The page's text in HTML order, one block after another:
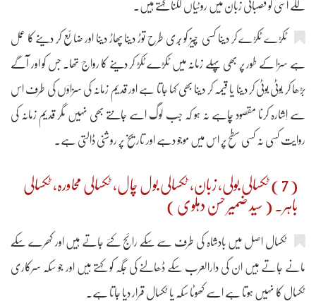
لگے اسی کو قصباتی زبان میں روٹیاں لگنا کہتے ہیں۔
ٹکڑے ٹکڑے کر دینا کسی چیز کو بُری طرح توڑ دینا پھاڑ دینا اور ضائع کر دینے کا عمل
ہے سزا کے طور پر بھی پہلے زمانہ میں ٹکڑے ٹکڑ کر دینے کا رواج تھا۔ جس کو اور آگے
بڑھا کر بوٹی بوٹی کر دینا یا قیمہ کر دینا بھی کہا جاتا ہے اور قدیم زمانہ کی سزاؤں کی طرف اس
سے اِشارہ کرنا مقصود چاہے نہ ہو کہ جب لوگ اسے جانتے بھی نہیں مگر قدیم زمانہ کی
روایت کسی نہ کسی سطح پر اس میں موجو دہے اور تاریخ پر روشنی ڈالتی ہے۔
( 7 ) ٹکسالی بولی، زبان، ٹکسالی بول چال، ٹکسالی محاورہ، ٹکسالی
باہر۔ ( سید ضمیر حسن دہلوی )
ٹکسال اصل میں بادشاہ کی طرف سے سکّے رائج کئے جاتے ہیں اور کھرے سکّے
مانے جاتے ہیں ان کی دارالعرب سکے ڈھالنے کی جگہ کو کہتے ہیں اور جو سکّہ سرکاری
ٹکسال کا نہیں ہوتا ہے اسے کھوٹا سکّہ یا ٹکسال قرار دیا جاتا ہے۔